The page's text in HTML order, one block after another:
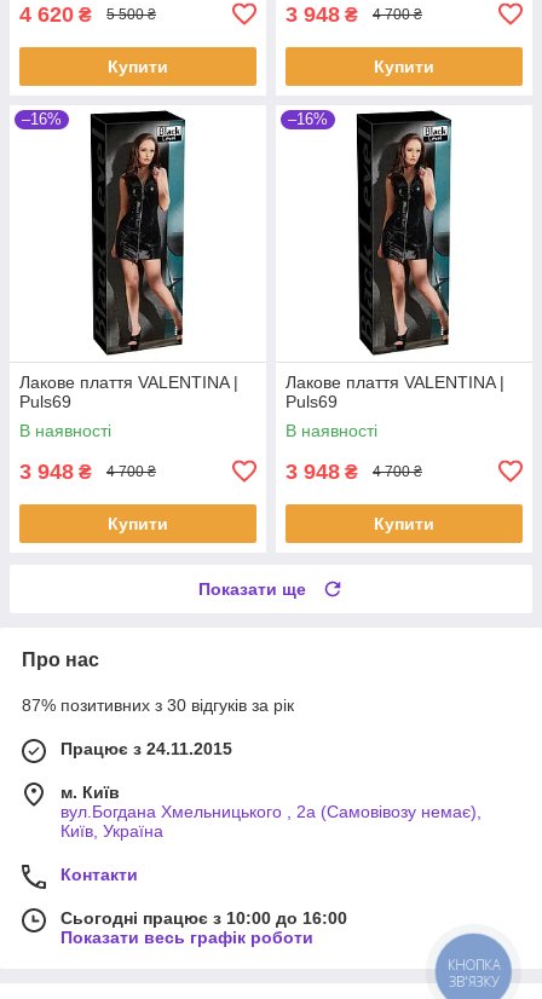
4 620 ₴ 5 500 ₴
Купити
3 948 ₴ 4 700 ₴
Купити
–16%
Лакове плаття VALENTINA |
Puls69
В наявності
3 948 ₴ 4 700 ₴
Купити
–16%
Лакове плаття VALENTINA |
Puls69
В наявності
3 948 ₴ 4 700 ₴
Купити
Показати ще
Про нас
87% позитивних з 30 відгуків за рік
Працює з 24.11.2015
м. Київ
вул.Богдана Хмельницького , 2а (Самовівозу немає),
Київ, Україна
Контакти
Сьогодні працює з 10:00 до 16:00
Показати весь графік роботи
КНОПКА
ЗВ'ЯЗКУ